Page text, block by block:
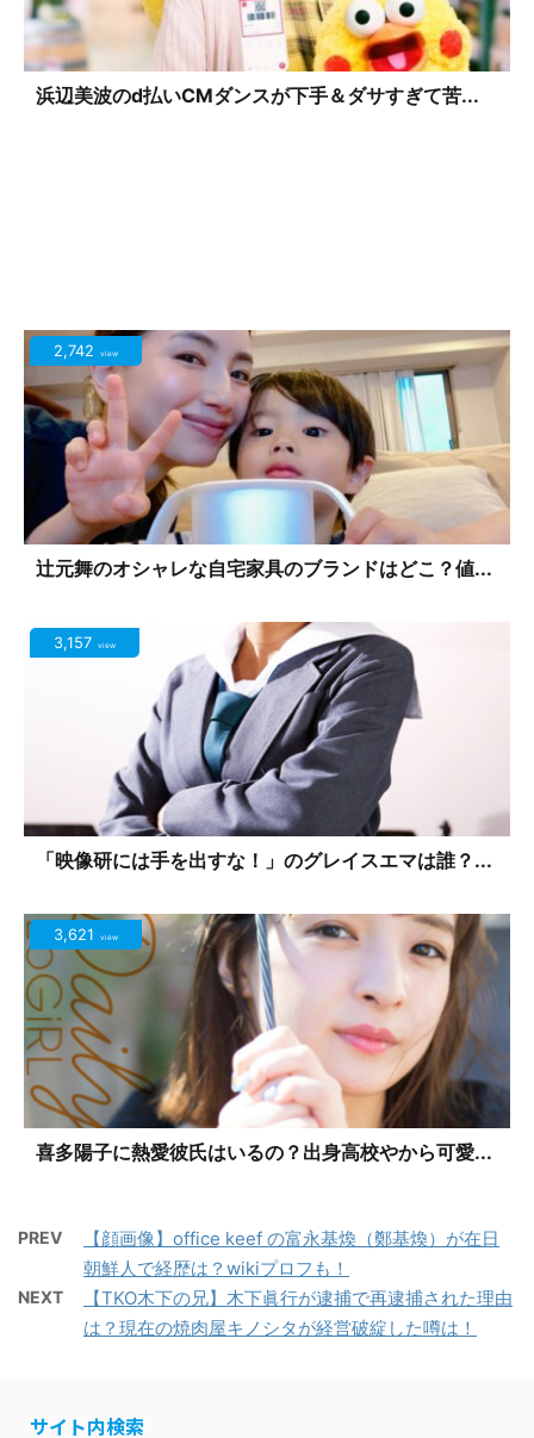
浜辺美波のd払いCMダンスが下手＆ダサすぎて苦...
2,742 view
辻元舞のオシャレな自宅家具のブランドはどこ？値...
3,157 view
「映像研には手を出すな！」のグレイスエマは誰？...
3,621 view
喜多陽子に熱愛彼氏はいるの？出身高校やから可愛...
PREV
【顔画像】office keef の富永基煥（鄭基煥）が在日
朝鮮人で経歴は？wikiプロフも！
NEXT
【TKO木下の兄】木下眞行が逮捕で再逮捕された理由
は？現在の焼肉屋キノシタが経営破綻した噂は！
サイト内検索